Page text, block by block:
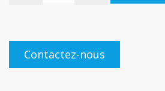
Contactez-nous